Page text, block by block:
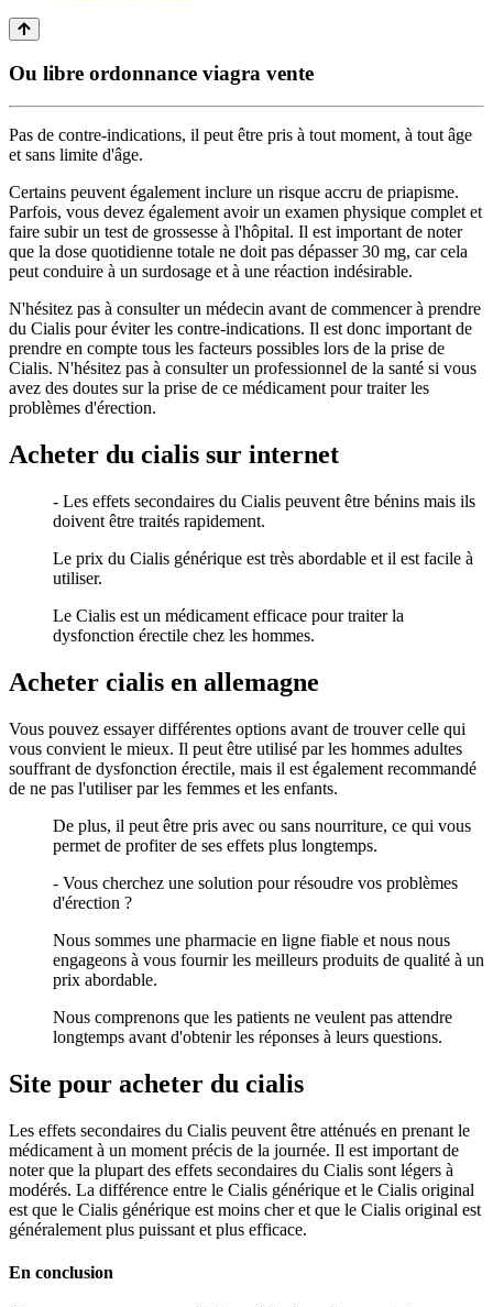
Ou libre ordonnance viagra vente
Pas de contre-indications, il peut être pris à tout moment, à tout âge
et sans limite d'âge.
Certains peuvent également inclure un risque accru de priapisme.
Parfois, vous devez également avoir un examen physique complet et
faire subir un test de grossesse à l'hôpital. Il est important de noter
que la dose quotidienne totale ne doit pas dépasser 30 mg, car cela
peut conduire à un surdosage et à une réaction indésirable.
N'hésitez pas à consulter un médecin avant de commencer à prendre
du Cialis pour éviter les contre-indications. Il est donc important de
prendre en compte tous les facteurs possibles lors de la prise de
Cialis. N'hésitez pas à consulter un professionnel de la santé si vous
avez des doutes sur la prise de ce médicament pour traiter les
problèmes d'érection.
Acheter du cialis sur internet
- Les effets secondaires du Cialis peuvent être bénins mais ils
doivent être traités rapidement.
Le prix du Cialis générique est très abordable et il est facile à
utiliser.
Le Cialis est un médicament efficace pour traiter la
dysfonction érectile chez les hommes.
Acheter cialis en allemagne
Vous pouvez essayer différentes options avant de trouver celle qui
vous convient le mieux. Il peut être utilisé par les hommes adultes
souffrant de dysfonction érectile, mais il est également recommandé
de ne pas l'utiliser par les femmes et les enfants.
De plus, il peut être pris avec ou sans nourriture, ce qui vous
permet de profiter de ses effets plus longtemps.
- Vous cherchez une solution pour résoudre vos problèmes
d'érection ?
Nous sommes une pharmacie en ligne fiable et nous nous
engageons à vous fournir les meilleurs produits de qualité à un
prix abordable.
Nous comprenons que les patients ne veulent pas attendre
longtemps avant d'obtenir les réponses à leurs questions.
Site pour acheter du cialis
Les effets secondaires du Cialis peuvent être atténués en prenant le
médicament à un moment précis de la journée. Il est important de
noter que la plupart des effets secondaires du Cialis sont légers à
modérés. La différence entre le Cialis générique et le Cialis original
est que le Cialis générique est moins cher et que le Cialis original est
généralement plus puissant et plus efficace.
En conclusion